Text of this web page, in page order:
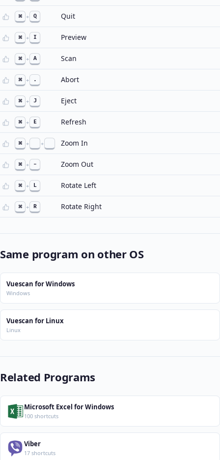
⌘ + Q Quit
⌘ + I Preview
⌘ + A Scan
⌘ + . Abort
⌘ + J Eject
⌘ + E Refresh
⌘ + + Zoom In
⌘ + - Zoom Out
⌘ + L Rotate Left
⌘ + R Rotate Right
Same program on other OS
Vuescan for Windows
Windows
Vuescan for Linux
Linux
Related Programs
Microsoft Excel for Windows
100 shortcuts
Viber
17 shortcuts